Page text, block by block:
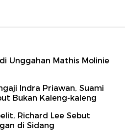
Unggahan Mathis Molinie
Indra Priawan, Suami
Bukan Kaleng-kaleng
Richard Lee Sebut
di Sidang